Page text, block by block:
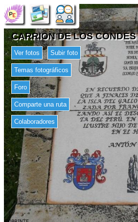
CARRION DE LOS
Ver fotos Subir foto
Temas fotográficos
Foro
Comparte una ruta
Colaboradores